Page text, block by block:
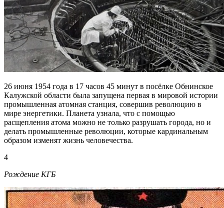
26 июня 1954 года в 17 часов 45 минут в посёлке Обнинское
Калужской области была запущена первая в мировой истории
промышленная атомная станция, совершив революцию в
мире энергетики. Планета узнала, что с помощью
расщепления атома можно не только разрушать города, но и
делать промышленные революции, которые кардинальным
образом изменят жизнь человечества.
4
Рождение КГБ